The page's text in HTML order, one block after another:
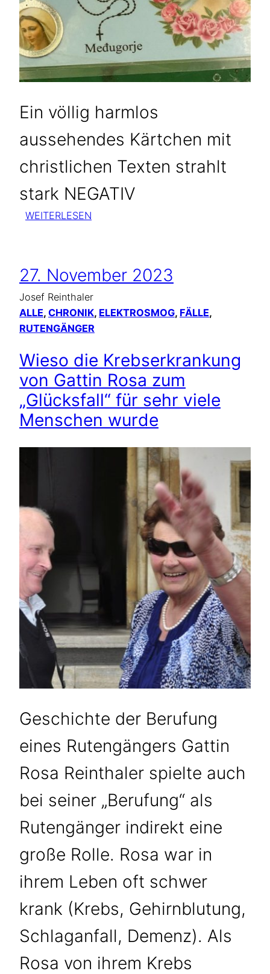
Ein völlig harmlos
aussehendes Kärtchen mit
christlichen Texten strahlt
stark NEGATIV
WEITERLESEN
MEDJUGORJE
27. November 2023
Josef Reinthaler
ALLE, CHRONIK, ELEKTROSMOG, FÄLLE
RUTENGÄNGER
Wieso die Krebserkrankung
von Gattin Rosa zum
„Glücksfall“ für sehr viele
Menschen wurde
Geschichte der Berufung
eines Rutengängers Gattin
Rosa Reinthaler spielte auch
bei seiner „Berufung“ als
Rutengänger indirekt eine
große Rolle. Rosa war in
ihrem Leben oft schwer
krank (Krebs, Gehirnblutung,
Schlaganfall, Demenz). Als
Rosa von ihrem Krebs